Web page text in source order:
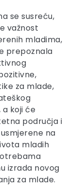
se susreću,
važnost
mladima,
prepoznala
za mlade,
koji će
područja i
na
mladih
izrada novog
za mlade.